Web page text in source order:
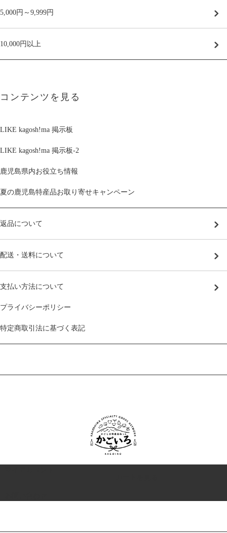
5,000円～9,999円
10,000円以上
コンテンツを見る
LIKE kagosh!ma 掲示板
LIKE kagosh!ma 掲示板-2
鹿児島県内お役立ち情報
夏の鹿児島特産品お取り寄せキャンペーン
返品について
配送・送料について
支払い方法について
プライバシーポリシー
特定商取引法に基づく表記